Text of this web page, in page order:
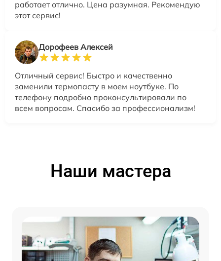
работает отлично. Цена разумная. Рекомендую
этот сервис!
Дорофеев Алексей
Отличный сервис! Быстро и качественно
заменили термопасту в моем ноутбуке. По
телефону подробно проконсультировали по
всем вопросам. Спасибо за профессионализм!
Наши мастера